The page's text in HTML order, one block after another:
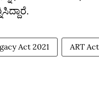
Act 2021 ART